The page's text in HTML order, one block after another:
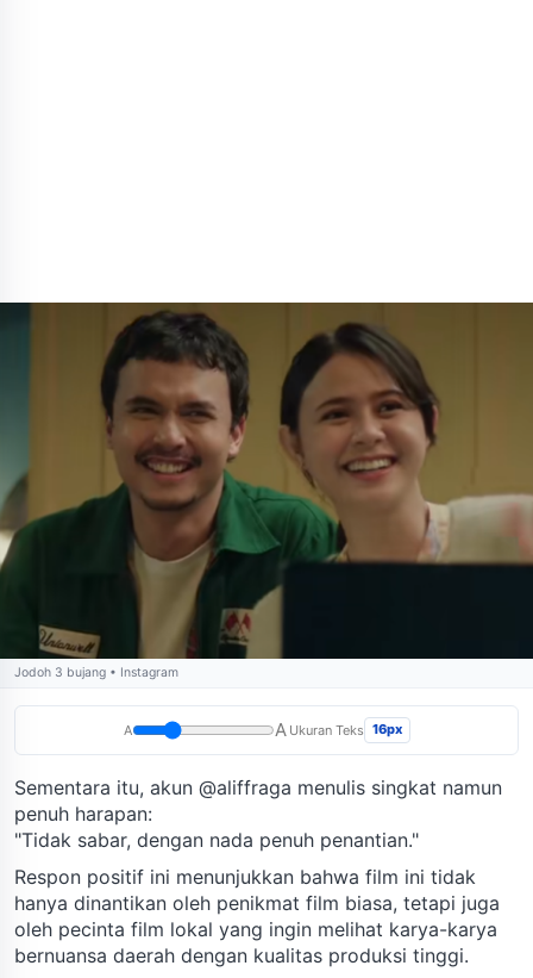
Jodoh 3 bujang • Instagram
A A Ukuran Teks 16px
Sementara itu, akun @aliffraga menulis singkat namun
penuh harapan:
"Tidak sabar, dengan nada penuh penantian."
Respon positif ini menunjukkan bahwa film ini tidak
hanya dinantikan oleh penikmat film biasa, tetapi juga
oleh pecinta film lokal yang ingin melihat karya-karya
bernuansa daerah dengan kualitas produksi tinggi.